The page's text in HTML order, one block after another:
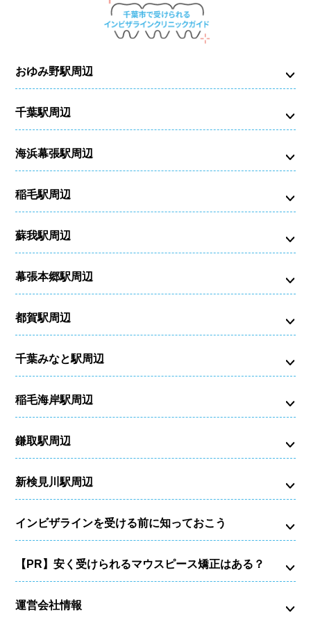
おゆみ野駅周辺
千葉駅周辺
海浜幕張駅周辺
稲毛駅周辺
蘇我駅周辺
幕張本郷駅周辺
都賀駅周辺
千葉みなと駅周辺
稲毛海岸駅周辺
鎌取駅周辺
新検見川駅周辺
インビザラインを受ける前に知っておこう
【PR】安く受けられるマウスピース矯正はある？
運営会社情報